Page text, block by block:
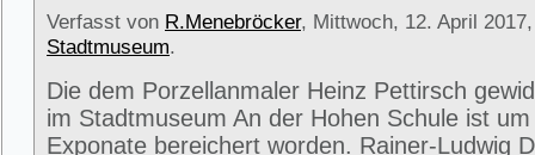
Verfasst von R.Menebröcker, Mittwoch, 12. April
Stadtmuseum.
Die dem Porzellanmaler Heinz Pettirsch
im Stadtmuseum An der Hohen Schule ist
Exponate bereichert worden. Rainer-Ludwig